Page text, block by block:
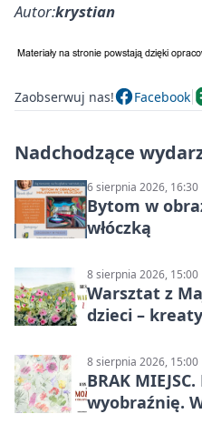
Autor:krystian
Zaobserwuj nas! Facebook
Nadchodzące
6 sierpnia 2026, 16:30
Bytom w
włóczką
8 sierpnia 2026, 15:00
Warsztat z
dzieci –
8 sierpnia 2026, 15:00
BRAK
wyobraźnię.